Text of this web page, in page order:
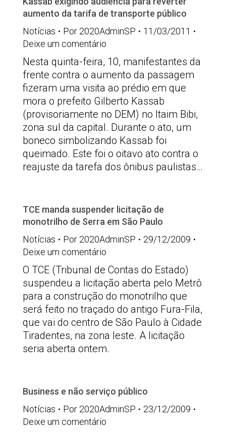
aumento da tarifa de transporte público
Notícias
Por 2020AdminSP
11/03/2011
Deixe um comentário
Nesta quinta-feira, 10, manifestantes da
frente contra o aumento da passagem
fizeram uma visita ao prédio em que
mora o prefeito Gilberto Kassab
(provisoriamente no DEM) no Itaim Bibi,
zona sul da capital. Durante o ato, um
boneco simbolizando Kassab foi
queimado. Este foi o oitavo ato contra o
reajuste da tarefa dos ônibus paulistas…
TCE manda suspender licitação de
monotrilho de Serra em São Paulo
Notícias
Por 2020AdminSP
29/12/2009
Deixe um comentário
O TCE (Tribunal de Contas do Estado)
suspendeu a licitação aberta pelo Metrô
para a construção do monotrilho que
será feito no traçado do antigo Fura-Fila,
que vai do centro de São Paulo à Cidade
Tiradentes, na zona leste. A licitação
seria aberta ontem.
Business e não serviço público
Notícias
Por 2020AdminSP
23/12/2009
Deixe um comentário